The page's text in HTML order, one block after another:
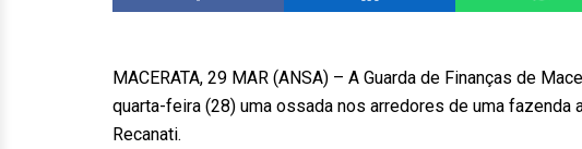
MACERATA, 29 MAR (ANSA) – A Guarda de Finanças de
quarta-feira (28) uma ossada nos arredores de uma fazenda
Recanati.